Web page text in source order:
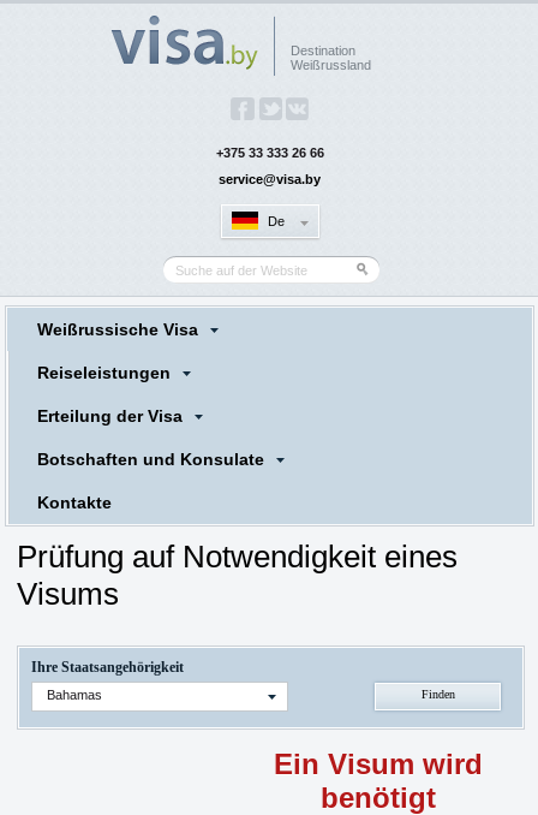
Destination
Weißrussland
+375 33 333 26 66
service@visa.by
De
Weißrussische Visa
Reiseleistungen
Erteilung der Visa
Botschaften und Konsulate
Kontakte
Prüfung auf Notwendigkeit eines
Visums
Ihre Staatsangehörigkeit
Bahamas
Ein Visum wird
benötigt